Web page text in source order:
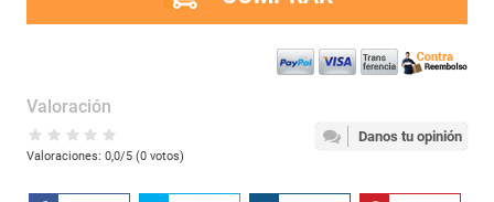
Danos tu opinión
Valoración
Valoraciones: 0,0/5 (0votos)